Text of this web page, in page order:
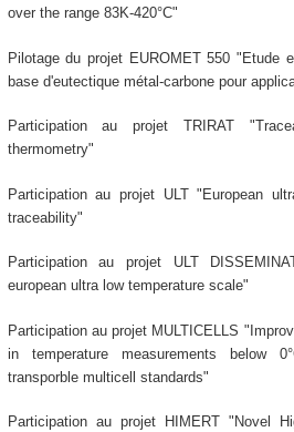
over the range 83K-420°C"
Pilotage du projet EUROMET 550 "Etude
base d'eutectique métal-carbone pour
Participation au projet TRIRAT
thermometry"
Participation au projet ULT "European
traceability"
Participation au projet ULT
european ultra low temperature scale"
Participation au projet MULTICELLS
in temperature measurements below
transporble multicell standards"
Participation au projet HIMERT "Novel